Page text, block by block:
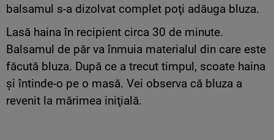
balsamul s-a dizolvat complet poţi adăuga bluza.
Lasă haina în recipient circa 30 de minute.
Balsamul de păr va înmuia materialul din care este
făcută bluza. După ce a trecut timpul, scoate haina
şi întinde-o pe o masă. Vei observa că bluza a
revenit la mărimea iniţială.